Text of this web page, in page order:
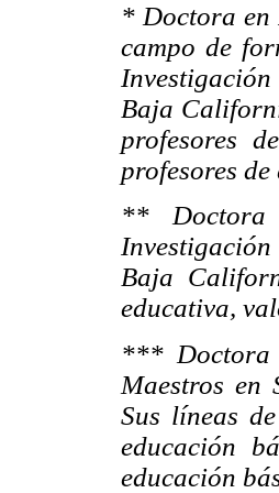
* Doctora en
campo de
Baja
profesores
profesores
** Doctora
Baja
educativa,
*** Doctora
Maestros en
Sus líneas
educación
educación